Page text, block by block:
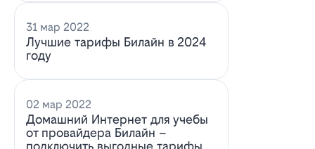
31 мар 2022
Лучшие тарифы Билайн в 2024
году
02 мар 2022
Домашний Интернет для учебы
от провайдера Билайн –
подключить выгодные тарифы